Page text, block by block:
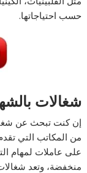
حسب احتياجاتها.
شغالات
إن كنت تبحث عن
من المكاتب التي
على عاملات لمهام
منخفضة، وتعد